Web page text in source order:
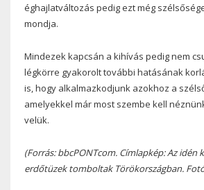
éghajlatváltozás pedig ezt még
mondja.
Mindezek kapcsán a kihívás pedig nem
légkörre gyakorolt ​​további hatásának
is, hogy alkalmazkodjunk azokhoz a
amelyekkel már most szembe kell
velük.
(Forrás: bbcPONTcom. Címlapkép:Az idén
erdőtüzek tomboltak Törökországban.